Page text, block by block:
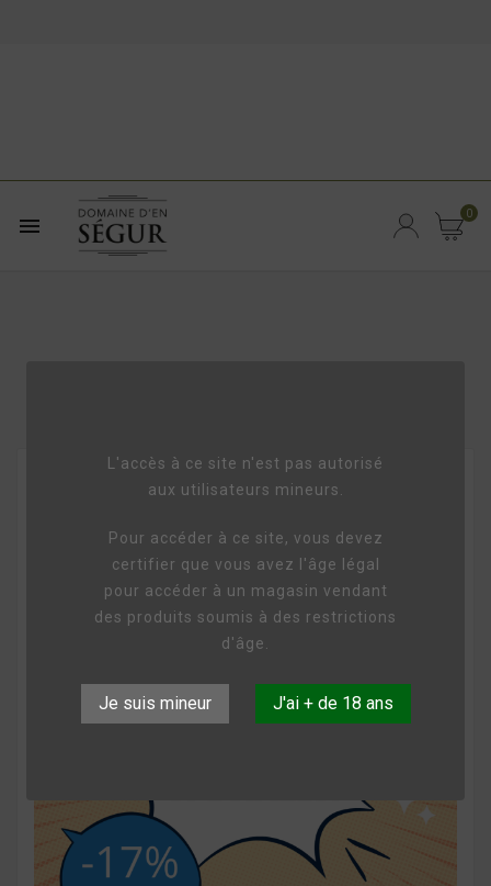
L'accès à ce site n'est pas autorisé
aux utilisateurs mineurs.
Pour accéder à ce site, vous devez
certifier que vous avez l'âge légal
pour accéder à un magasin vendant
des produits soumis à des restrictions
d'âge.
Je suis mineur J'ai + de 18 ans
 0
offre du mois d'avril sur le Rosé
08 Avril 2024  Vues :2020